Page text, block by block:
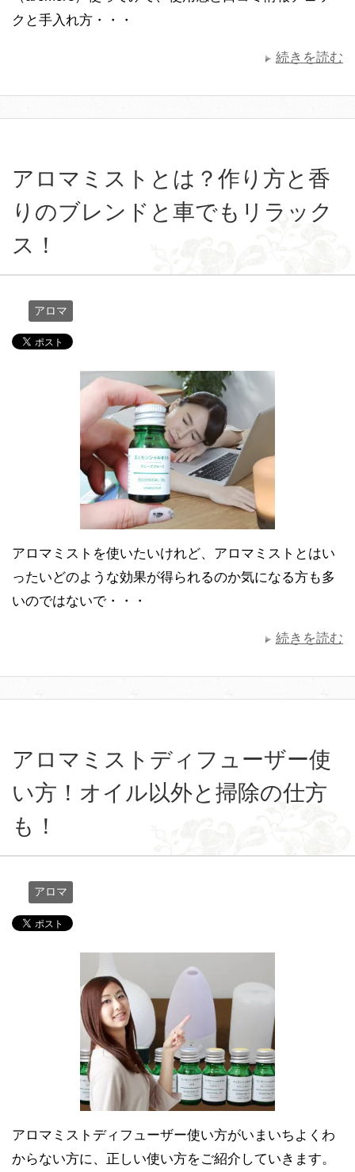
クと手入れ方・・・
続きを読む
アロマミストとは？作り方と香
りのブレンドと車でもリラック
ス！
アロマ
アロマミストを使いたいけれど、アロマミストとはい
ったいどのような効果が得られるのか気になる方も多
いのではないで・・・
続きを読む
アロマミストディフューザー使
い方！オイル以外と掃除の仕方
も！
アロマ
アロマミストディフューザー使い方がいまいちよくわ
からない方に、正しい使い方をご紹介していきます。